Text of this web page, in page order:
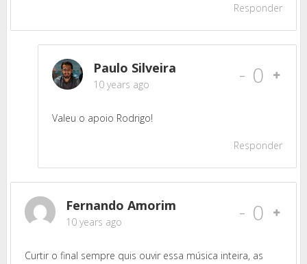
Responder
Paulo Silveira
10 years ago - 0
Valeu o apoio Rodrigo!
Responder
Fernando Amorim
10 years ago - 0
Curtir o final sempre quis ouvir essa música inteira, as